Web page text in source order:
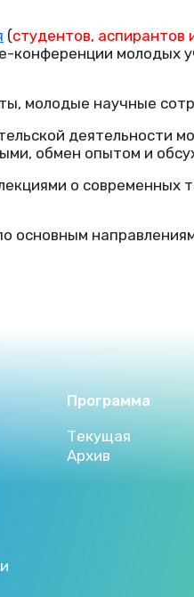
(студентов, аспирантов
молодых
молодые научные
деятельности
обмен опытом и
о современных
основным
Программа
Текущая
Архив